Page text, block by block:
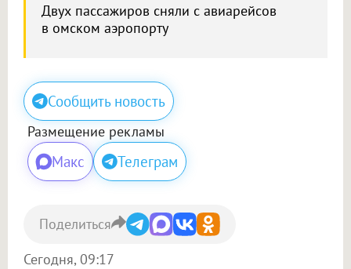
Двух пассажиров сняли с авиарейсов
в омском аэропорту
Сообщить новость
Размещение рекламы
Макс Телеграм
Сегодня, 09:17
Поделиться